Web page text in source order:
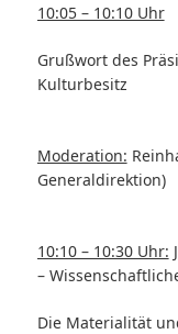
10:05 – 10:10 Uhr
Grußwort des
Kulturbesitz
Moderation:
Generaldirektion)
10:10 – 10:30 Uhr:
–
Die Materialität